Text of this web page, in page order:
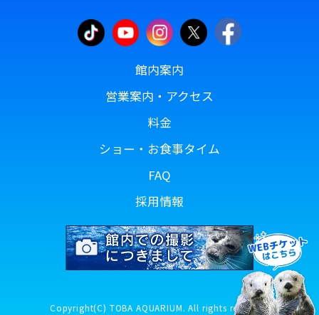
館内案内
営業案内・アクセス
料金
ショー・お食事タイム
FAQ
採用情報
Copyright(C) TOBA AQUARIUM. All rights reserved.